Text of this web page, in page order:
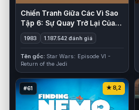
Chiến Tranh Giữa Các Vì Sao
Tập 6: Sự Quay Trở Lại Của
Jedi
1983 1.187.542 đánh giá
Tên gốc Star Wars: Episode VI -
Return of the Jedi
#61 8,2